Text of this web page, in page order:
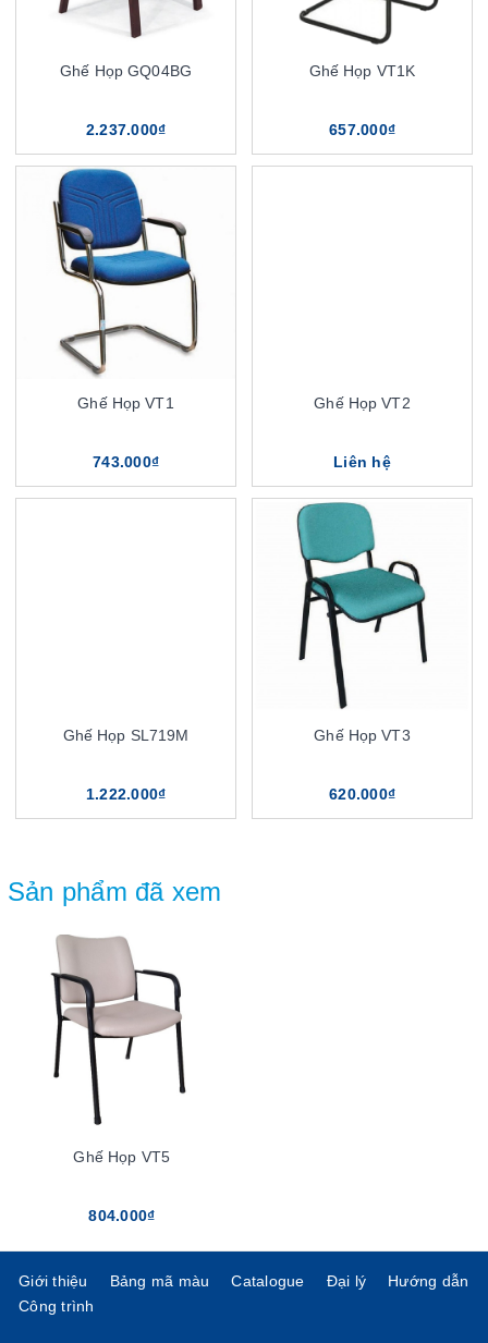
Ghế Họp GQ04BG
2.237.000₫
Ghế Họp VT1K
657.000₫
Ghế Họp VT1
743.000₫
Ghế Họp VT2
Liên hệ
Ghế Họp SL719M
1.222.000₫
Ghế Họp VT3
620.000₫
Sản phẩm đã xem
Ghế Họp VT5
804.000₫
Giới thiệu Bảng mã màu Catalogue Đại lý
Hướng dẫn
Công trình